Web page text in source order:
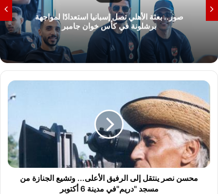
صور.. بعثة الأهلي تصل إسبانيا استعدادًا لمواجهة
برشلونة في كأس خوان جامبر
محسن
نصر
ينتقل
إلى
الرفيق
الأعلى...
وتشيع
الجنازة
من
مسجدمحسن نصر ينتقل إلى الرفيق الأعلى... وتشيع الجنازة من
مسجد "دريم"في مدينة 6 أكتوبر